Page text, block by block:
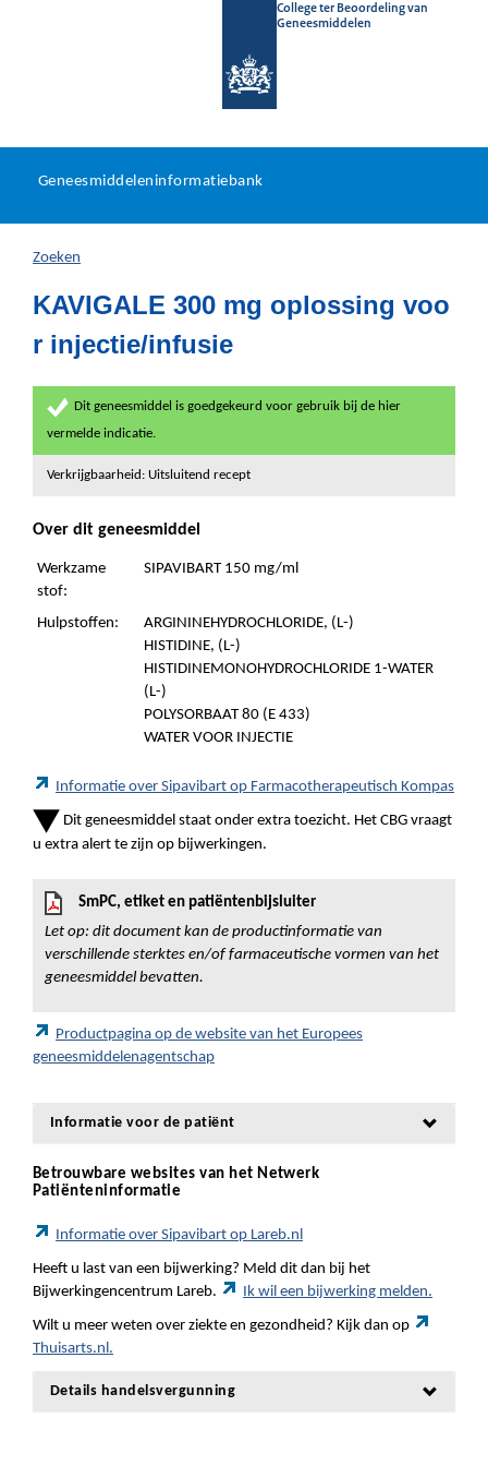
College ter Beoordeling van
Geneesmiddelen
U
hier:
Geneesmiddeleninformatiebank
Zoeken
KAVIGALE 300 mg oplossing voo
r injectie/infusie
Dit geneesmiddel is goedgekeurd voor gebruik bij de hier
vermelde indicatie.
Verkrijgbaarheid: Uitsluitend recept
Over dit geneesmiddel
Werkzame
stof:
SIPAVIBART 150 mg/ml
Hulpstoffen:
ARGININEHYDROCHLORIDE, (L-)
HISTIDINE, (L-)
HISTIDINEMONOHYDROCHLORIDE 1-WATER
(L-)
POLYSORBAAT 80 (E 433)
WATER VOOR INJECTIE
Informatie over Sipavibart op Farmacotherapeutisch Kompas
Dit geneesmiddel staat onder extra toezicht. Het CBG vraagt
u extra alert te zijn op bijwerkingen.
SmPC, etiket en patiëntenbijsluiter
Let op: dit document kan de productinformatie van
verschillende sterktes en/of farmaceutische vormen van het
geneesmiddel bevatten.
Productpagina op de website van het Europees
geneesmiddelenagentschap
Informatie voor de patiënt
Betrouwbare websites van het Netwerk
Patiënteninformatie
Informatie over Sipavibart op Lareb.nl
Heeft u last van een bijwerking? Meld dit dan bij het
Bijwerkingencentrum Lareb.
Ik wil een bijwerking melden.
Wilt u meer weten over ziekte en gezondheid? Kijk dan op
Thuisarts.nl.
Details handelsvergunning